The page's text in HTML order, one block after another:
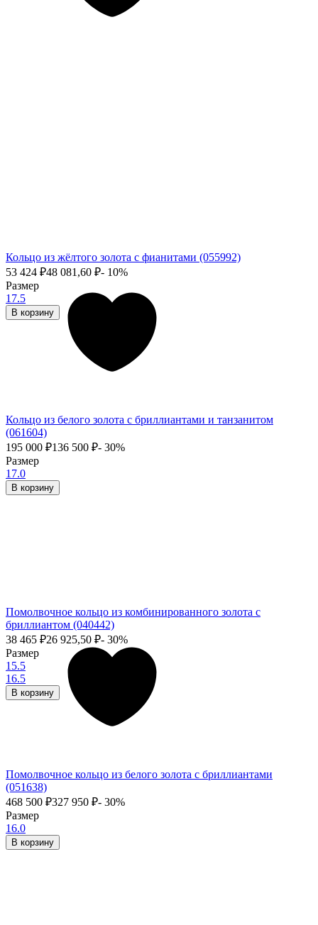
Кольцо из белого золота с бриллиантами и танзанитом
(061604)
195 000 ₽136 500 ₽- 30%
Размер
17.0
В корзину
Помолвочное кольцо из белого золота с бриллиантами
(051638)
468 500 ₽327 950 ₽- 30%
Размер
16.0
В корзину
Кольцо из жёлтого золота с фианитами (055992)
53 424 ₽48 081,60 ₽- 10%
Размер
17.5
В корзину
Помолвочное кольцо из комбинированного золота с
бриллиантом (040442)
38 465 ₽26 925,50 ₽- 30%
Размер
15.5
16.5
В корзину